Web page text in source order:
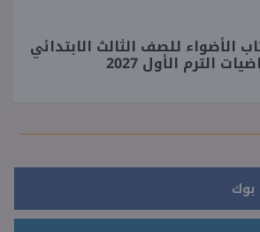
الأضواء للصف الثالث الابتدائي
الترم الأول 2027